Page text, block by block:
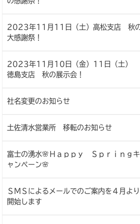
2023年11月11日（土）高松支店 秋
大感謝祭！
2023年11月10日（金）11日（土）
徳島支店 秋の展示会！
社名変更のお知らせ
土佐清水営業所 移転のお知らせ
富士の湧水🌸Ｈａｐｐｙ Ｓｐｒｉｎｇキ
ャンペーン🌸
ＳＭＳによるメールでのご案内を４月より
開始します